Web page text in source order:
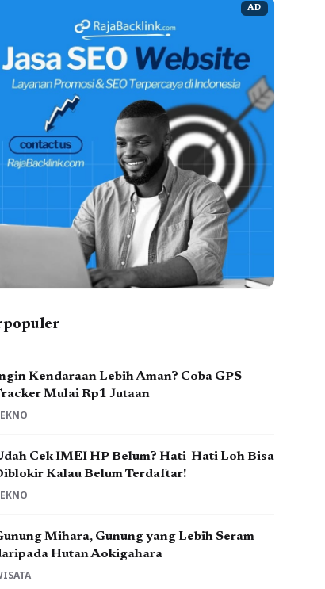
AD
Kendaraan Lebih Aman? Coba GPS
Mulai Rp1 Jutaan
Cek IMEI HP Belum? Hati-Hati Loh Bisa
Kalau Belum Terdaftar!
Mihara, Gunung yang Lebih Seram
Hutan Aokigahara